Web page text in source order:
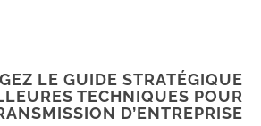
LE GUIDE STRATÉGIQUE
TECHNIQUES POUR
D’ENTREPRISE